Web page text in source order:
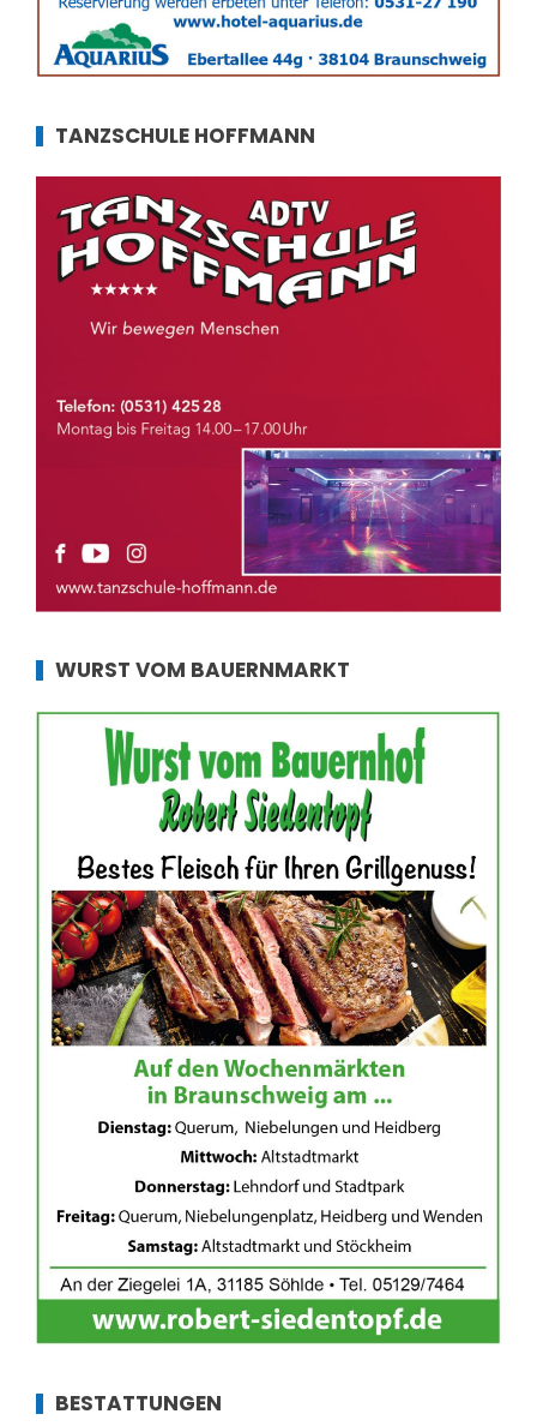
TANZSCHULE HOFFMANN
WURST VOM BAUERNMARKT
BESTATTUNGEN